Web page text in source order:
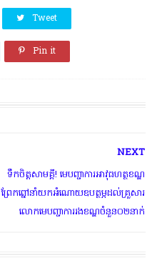
Tweet
Pin it
NEXT
ទឹកចិត្តសាមគ្គី! មេបញ្ជាការអាវុធហត្ថខណ្ឌ
ព្រែកព្នៅនាំយកអំណោយឧបត្ថម្ភដល់គ្រួសារ
លោកមេបញ្ជាការរងខណ្ឌចំនួន០២នាក់